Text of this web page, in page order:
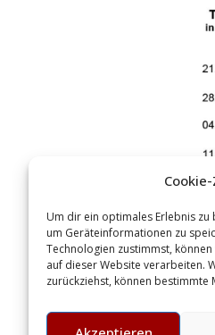
Um dir ein optimales Erlebnis
um Geräteinformationen zu
Technologien zustimmst,
auf dieser Website verarbeiten.
zurückziehst, können